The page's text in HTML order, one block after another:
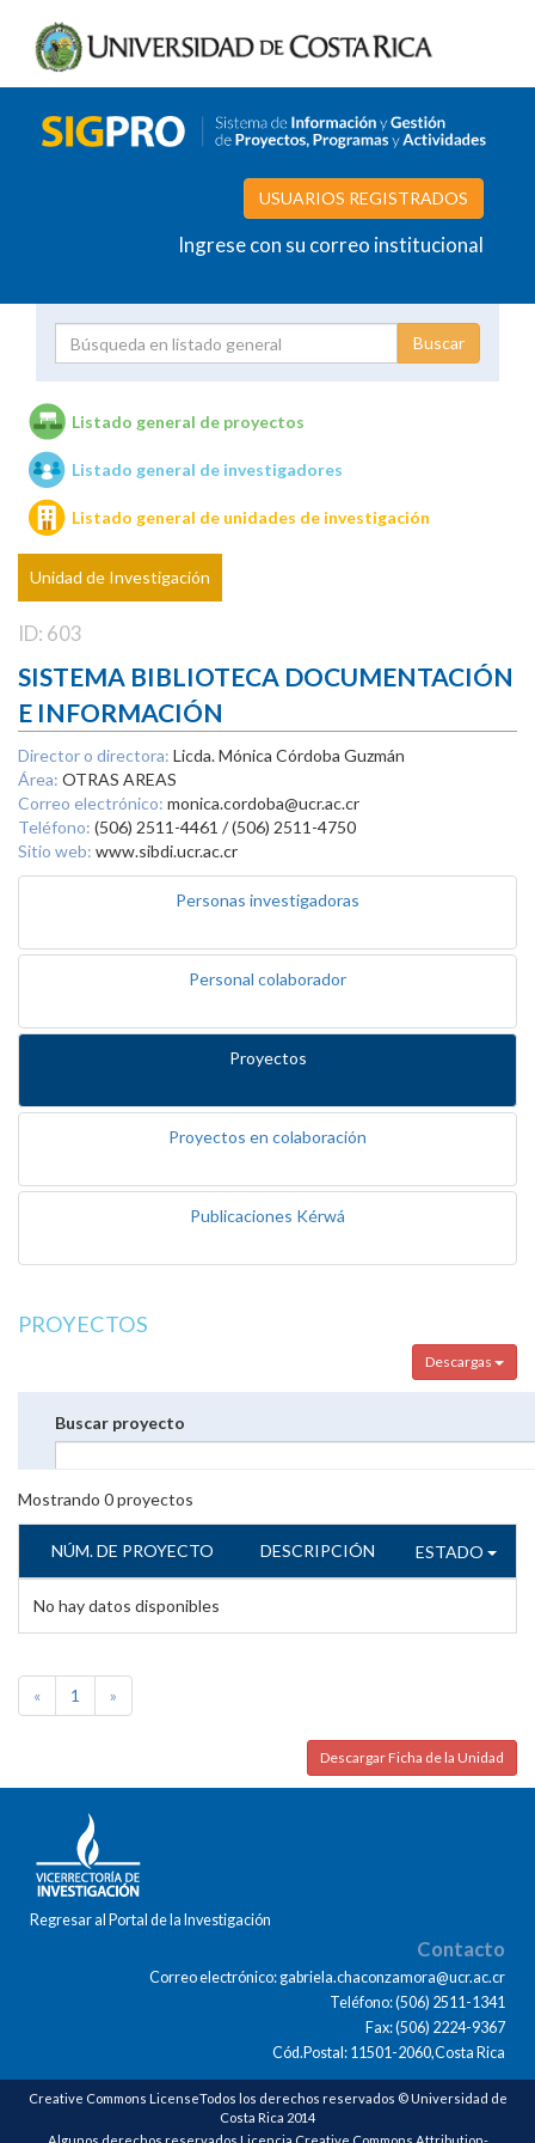
USUARIOS REGISTRADOS
Ingrese con su correo institucional
Unidades de investigación
Listado general de proyectos
Listado general de investigadores
Listado general de unidades de investigación
Unidad de Investigación
ID: 603
SISTEMA BIBLIOTECA DOCUMENTACIÓN
E INFORMACIÓN
Director o directora: Licda. Mónica Córdoba Guzmán
Área: OTRAS AREAS
Correo electrónico: monica.cordoba@ucr.ac.cr
Teléfono: (506) 2511-4461 / (506) 2511-4750
Sitio web: www.sibdi.ucr.ac.cr
Personas investigadoras
Personal colaborador
Proyectos
Proyectos en colaboración
Publicaciones Kérwá
PROYECTOS
Descargas
Buscar proyecto
Mostrando 0proyectos
NÚM. DE PROYECTO DESCRIPCIÓN ESTADO
No hay datos disponibles
« 1 »
Descargar Ficha de la Unidad
Regresar al Portal de la Investigación
Contacto
Correo electrónico: gabriela.chaconzamora@ucr.ac.cr
Teléfono: (506) 2511-1341
Fax: (506) 2224-9367
Cód.Postal: 11501-2060,Costa Rica
Creative Commons LicenseTodos los derechos reservados © Universidad de
Costa Rica 2014